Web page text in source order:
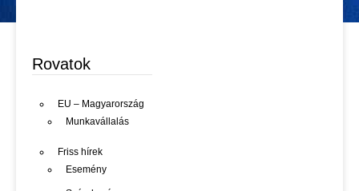
Rovatok
EU – Magyarország
Munkavállalás
Friss hírek
Esemény